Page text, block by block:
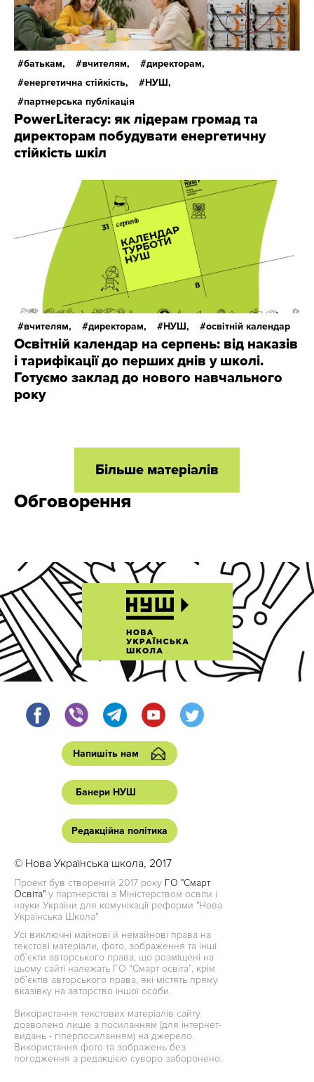
батькам, вчителям,
директорам,
енергетична стійкість,
НУШ,
партнерська публікація
PowerLiteracy: як лідерам громад та
директорам побудувати енергетичну
стійкість шкіл
вчителям, директорам, НУШ, освітній календар
Освітній календар на серпень: від наказів
і тарифікації до перших днів у школі.
Готуємо заклад до нового навчального
року
Більше матеріалів
Обговорення
Напишіть нам
Банери НУШ
Редакційна політика
© Нова Українська школа, 2017
Проект був створений 2017 року ГО "Смарт
Освіта" у партнерстві з Міністерством освіти і
науки України для комунікації реформи "Нова
Українська Школа"
Усі виключні майнові й немайнові права на
текстові матеріали, фото, зображення та інші
об’єкти авторського права, що розміщені на
цьому сайті належать ГО “Смарт освіта”, крім
об’єктів авторського права, які містять пряму
вказівку на авторство іншої особи.
Використання текстових матеріалів сайту
дозволено лише з посиланням (для інтернет-
видань - гіперпосиланням) на джерело.
Використання фото та зображень без
погодження з редакцією суворо заборонено.